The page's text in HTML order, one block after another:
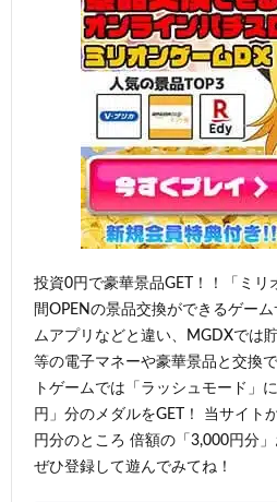
投資0円で豪華景品GET！！「ミ
間OPENの景品交換ができるゲー
ムアプリなどと違い、MGDXでは
等の電子マネーや豪華景品と交換
トゲームでは「ラッシュモード」
円」分のメダルをGET！ 当サイト
円分のところ 倍額の「3,000円分
ぜひ登録して遊んでみてね！